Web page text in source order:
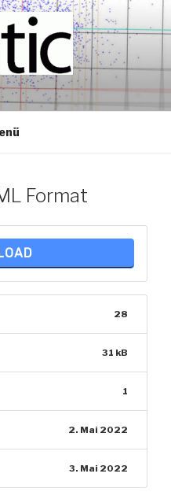
Format
28
31 kB
1
2. Mai 2022
3. Mai 2022